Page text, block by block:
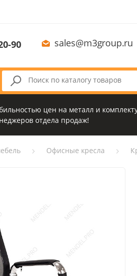
90 sales@m3group.ru
цен на металл и
отдела продаж!
Офисные кресла